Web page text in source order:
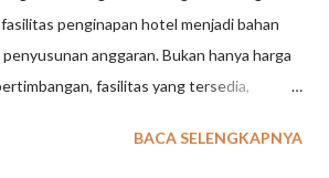
penginapan hotel menjadi bahan
anggaran. Bukan hanya harga
fasilitas yang tersedia,
Kota Bandung saat ini
BACA SELENGKAPNYA